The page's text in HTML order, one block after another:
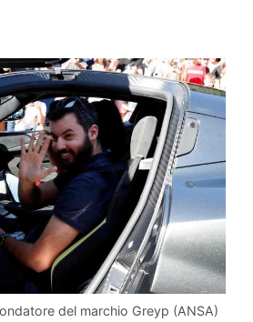
del marchio Greyp (ANSA)